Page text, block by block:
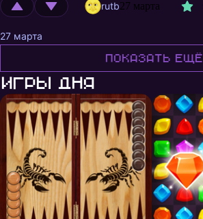
rutb27 марта
27 марта
Показать ещё
Игры дня